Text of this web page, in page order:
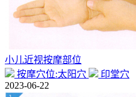
小儿近视按摩部位
按摩穴位:太阳穴
印堂穴
2023-06-22